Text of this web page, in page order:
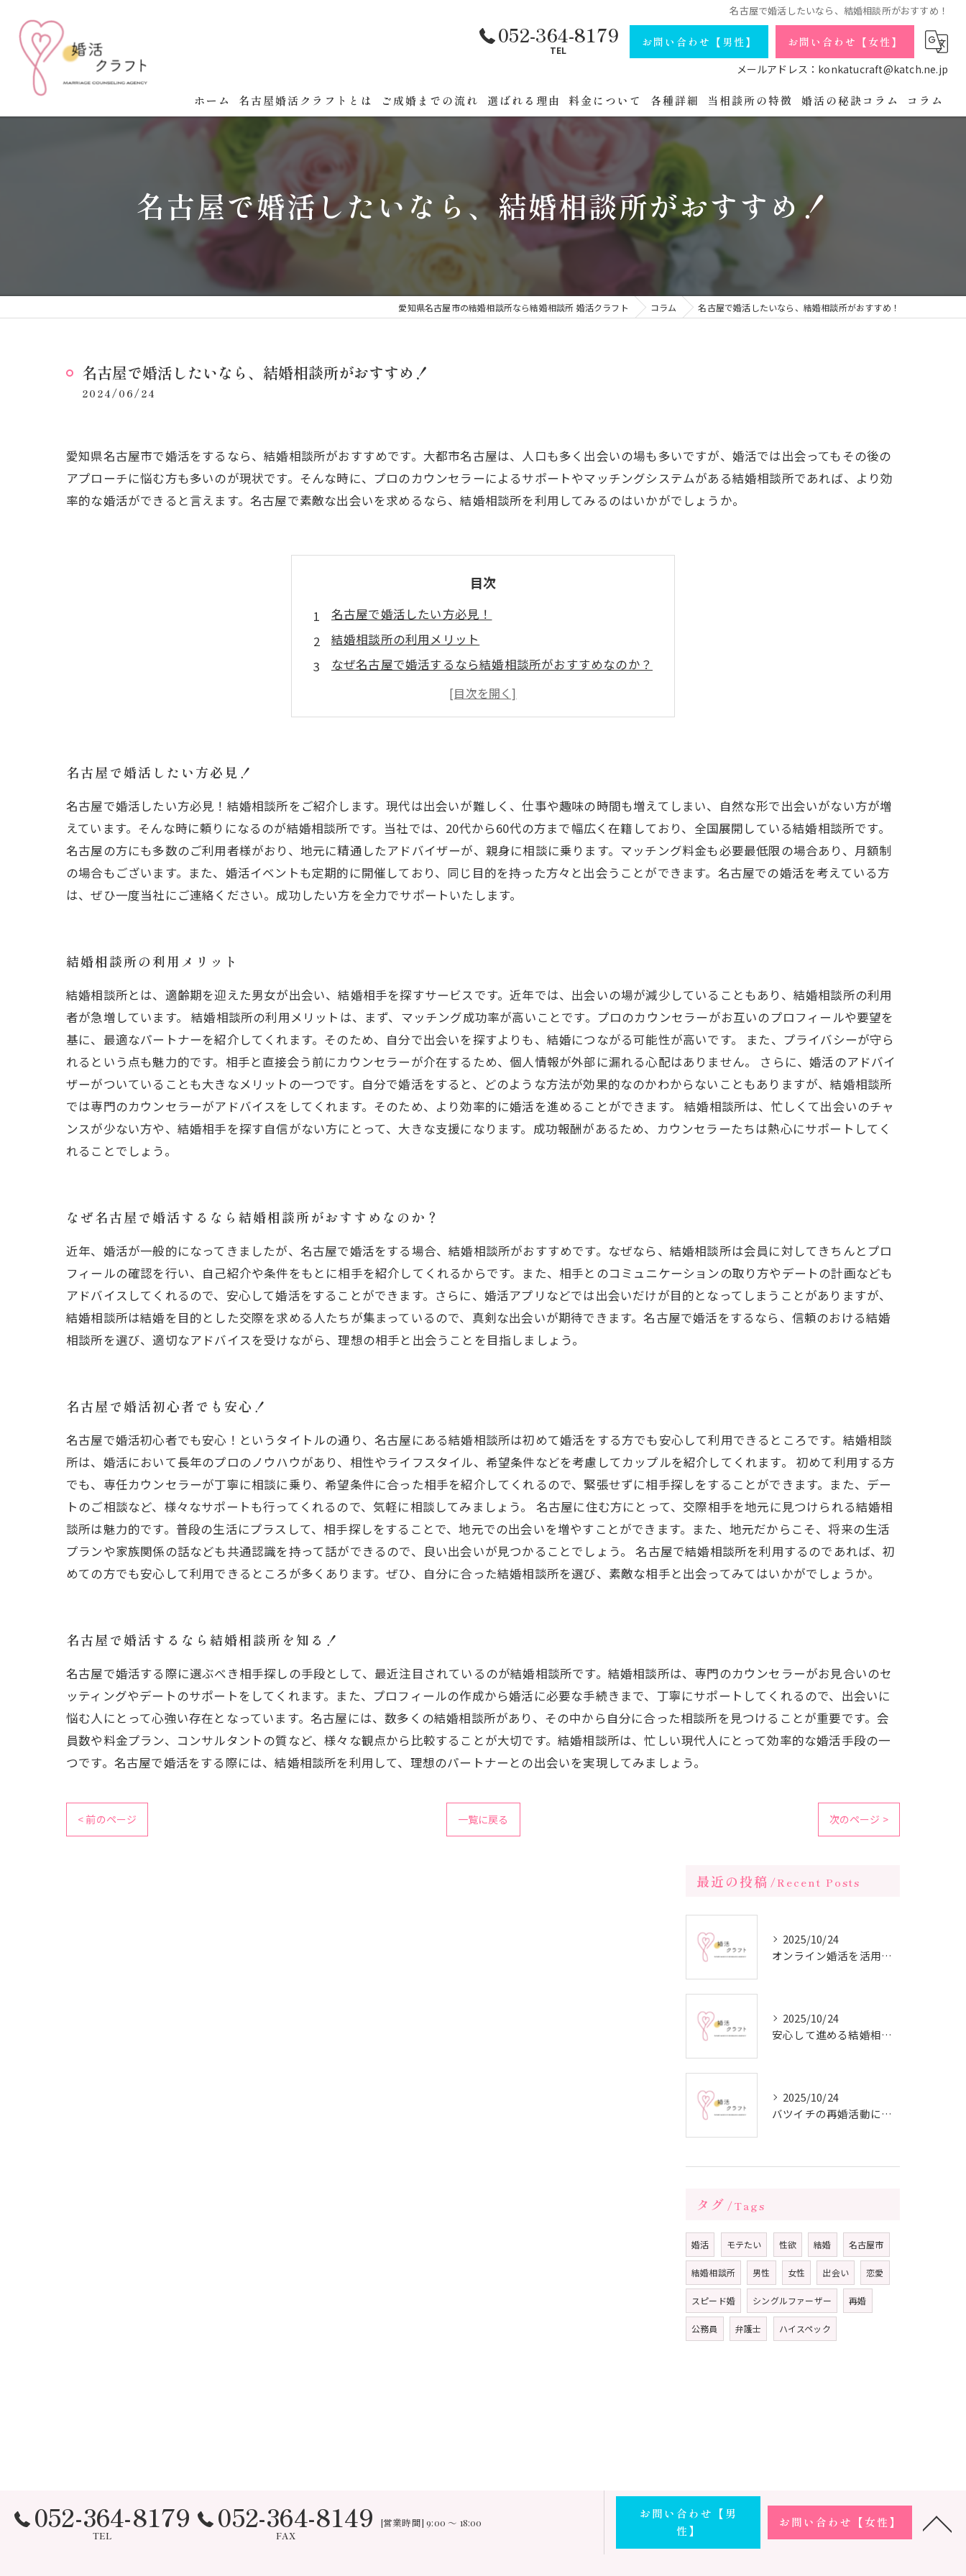
名古屋で婚活したいなら、結婚相談所がおすすめ！
052-364-8179
TEL
お問い合わせ【男性】
お問い合わせ【女性】
メールアドレス：konkatucraft@katch.ne.jp
ホーム 名古屋婚活クラフトとは
名古屋婚活クラフトへまでの道順
婚活の成功法則セミナー
婚活イベント開催
ご成婚までの流れ 選ばれる理由 料金について
公務員・官公庁コースの詳細
各種詳細
会員データ
婚活パーティの流れ
プライバシーポリシー
無料相談・お問い合わせ【女性】
当相談所の特徴
バツイチ
アラフォー
婚活の秘訣コラム コラム
名古屋で婚活したいなら、結婚相談所がおすすめ！
愛知県名古屋市の結婚相談所なら結婚相談所 婚活クラフト コラム 名古屋で婚活したいなら、結婚相談所がおすすめ！
名古屋で婚活したいなら、結婚相談所がおすすめ！
2024/06/24
愛知県名古屋市で婚活をするなら、結婚相談所がおすすめです。大都市名古屋は、人口も多く出会いの場も多いですが、婚活では出会ってもその後の
アプローチに悩む方も多いのが現状です。そんな時に、プロのカウンセラーによるサポートやマッチングシステムがある結婚相談所であれば、より効
率的な婚活ができると言えます。名古屋で素敵な出会いを求めるなら、結婚相談所を利用してみるのはいかがでしょうか。
目次
名古屋で婚活したい方必見！
結婚相談所の利用メリット
なぜ名古屋で婚活するなら結婚相談所がおすすめなのか？
名古屋で婚活初心者でも安心！
名古屋で婚活するなら結婚相談所を知る！
名古屋で婚活したい方必見！
名古屋で婚活したい方必見！結婚相談所をご紹介します。現代は出会いが難しく、仕事や趣味の時間も増えてしまい、自然な形で出会いがない方が増
えています。そんな時に頼りになるのが結婚相談所です。当社では、20代から60代の方まで幅広く在籍しており、全国展開している結婚相談所です。
名古屋の方にも多数のご利用者様がおり、地元に精通したアドバイザーが、親身に相談に乗ります。マッチング料金も必要最低限の場合あり、月額制
の場合もございます。また、婚活イベントも定期的に開催しており、同じ目的を持った方々と出会うことができます。名古屋での婚活を考えている方
は、ぜひ一度当社にご連絡ください。成功したい方を全力でサポートいたします。
結婚相談所の利用メリット
結婚相談所とは、適齢期を迎えた男女が出会い、結婚相手を探すサービスです。近年では、出会いの場が減少していることもあり、結婚相談所の利用
者が急増しています。 結婚相談所の利用メリットは、まず、マッチング成功率が高いことです。プロのカウンセラーがお互いのプロフィールや要望を
基に、最適なパートナーを紹介してくれます。そのため、自分で出会いを探すよりも、結婚につながる可能性が高いです。 また、プライバシーが守ら
れるという点も魅力的です。相手と直接会う前にカウンセラーが介在するため、個人情報が外部に漏れる心配はありません。 さらに、婚活のアドバイ
ザーがついていることも大きなメリットの一つです。自分で婚活をすると、どのような方法が効果的なのかわからないこともありますが、結婚相談所
では専門のカウンセラーがアドバイスをしてくれます。そのため、より効率的に婚活を進めることができます。 結婚相談所は、忙しくて出会いのチャ
ンスが少ない方や、結婚相手を探す自信がない方にとって、大きな支援になります。成功報酬があるため、カウンセラーたちは熱心にサポートしてく
れることでしょう。
なぜ名古屋で婚活するなら結婚相談所がおすすめなのか？
近年、婚活が一般的になってきましたが、名古屋で婚活をする場合、結婚相談所がおすすめです。なぜなら、結婚相談所は会員に対してきちんとプロ
フィールの確認を行い、自己紹介や条件をもとに相手を紹介してくれるからです。また、相手とのコミュニケーションの取り方やデートの計画なども
アドバイスしてくれるので、安心して婚活をすることができます。さらに、婚活アプリなどでは出会いだけが目的となってしまうことがありますが、
結婚相談所は結婚を目的とした交際を求める人たちが集まっているので、真剣な出会いが期待できます。名古屋で婚活をするなら、信頼のおける結婚
相談所を選び、適切なアドバイスを受けながら、理想の相手と出会うことを目指しましょう。
名古屋で婚活初心者でも安心！
名古屋で婚活初心者でも安心！というタイトルの通り、名古屋にある結婚相談所は初めて婚活をする方でも安心して利用できるところです。結婚相談
所は、婚活において長年のプロのノウハウがあり、相性やライフスタイル、希望条件などを考慮してカップルを紹介してくれます。 初めて利用する方
でも、専任カウンセラーが丁寧に相談に乗り、希望条件に合った相手を紹介してくれるので、緊張せずに相手探しをすることができます。また、デー
トのご相談など、様々なサポートも行ってくれるので、気軽に相談してみましょう。 名古屋に住む方にとって、交際相手を地元に見つけられる結婚相
談所は魅力的です。普段の生活にプラスして、相手探しをすることで、地元での出会いを増やすことができます。また、地元だからこそ、将来の生活
プランや家族関係の話なども共通認識を持って話ができるので、良い出会いが見つかることでしょう。 名古屋で結婚相談所を利用するのであれば、初
めての方でも安心して利用できるところが多くあります。ぜひ、自分に合った結婚相談所を選び、素敵な相手と出会ってみてはいかがでしょうか。
名古屋で婚活するなら結婚相談所を知る！
名古屋で婚活する際に選ぶべき相手探しの手段として、最近注目されているのが結婚相談所です。結婚相談所は、専門のカウンセラーがお見合いのセ
ッティングやデートのサポートをしてくれます。また、プロフィールの作成から婚活に必要な手続きまで、丁寧にサポートしてくれるので、出会いに
悩む人にとって心強い存在となっています。名古屋には、数多くの結婚相談所があり、その中から自分に合った相談所を見つけることが重要です。会
員数や料金プラン、コンサルタントの質など、様々な観点から比較することが大切です。結婚相談所は、忙しい現代人にとって効率的な婚活手段の一
つです。名古屋で婚活をする際には、結婚相談所を利用して、理想のパートナーとの出会いを実現してみましょう。
< 前のページ 一覧に戻る 次のページ >
最近の投稿 Recent Posts
2025/10/24
オンライン婚活を活用した短期間成婚の秘訣
2025/10/24
安心して進める結婚相談所の利用法
2025/10/24
バツイチの再婚活動に成功するための戦略
タグ Tags
婚活 モテたい 性欲 結婚 名古屋市
結婚相談所 男性 女性 出会い 恋愛
スピード婚 シングルファーザー 再婚
公務員 弁護士 ハイスペック
052-364-8179
TEL
052-364-8149
FAX
[営業時間] 9:00 ～ 18:00
お問い合わせ【男
性】
お問い合わせ【女性】